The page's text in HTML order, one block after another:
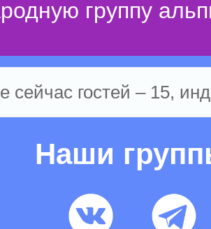
группу
сейчас гостей – 15,
Наши